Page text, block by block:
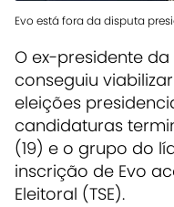
Evo está fora da disputa
O ex-presidente
conseguiu
eleições
candidaturas
(19) e o grupo do
inscrição de Evo
Eleitoral (TSE).